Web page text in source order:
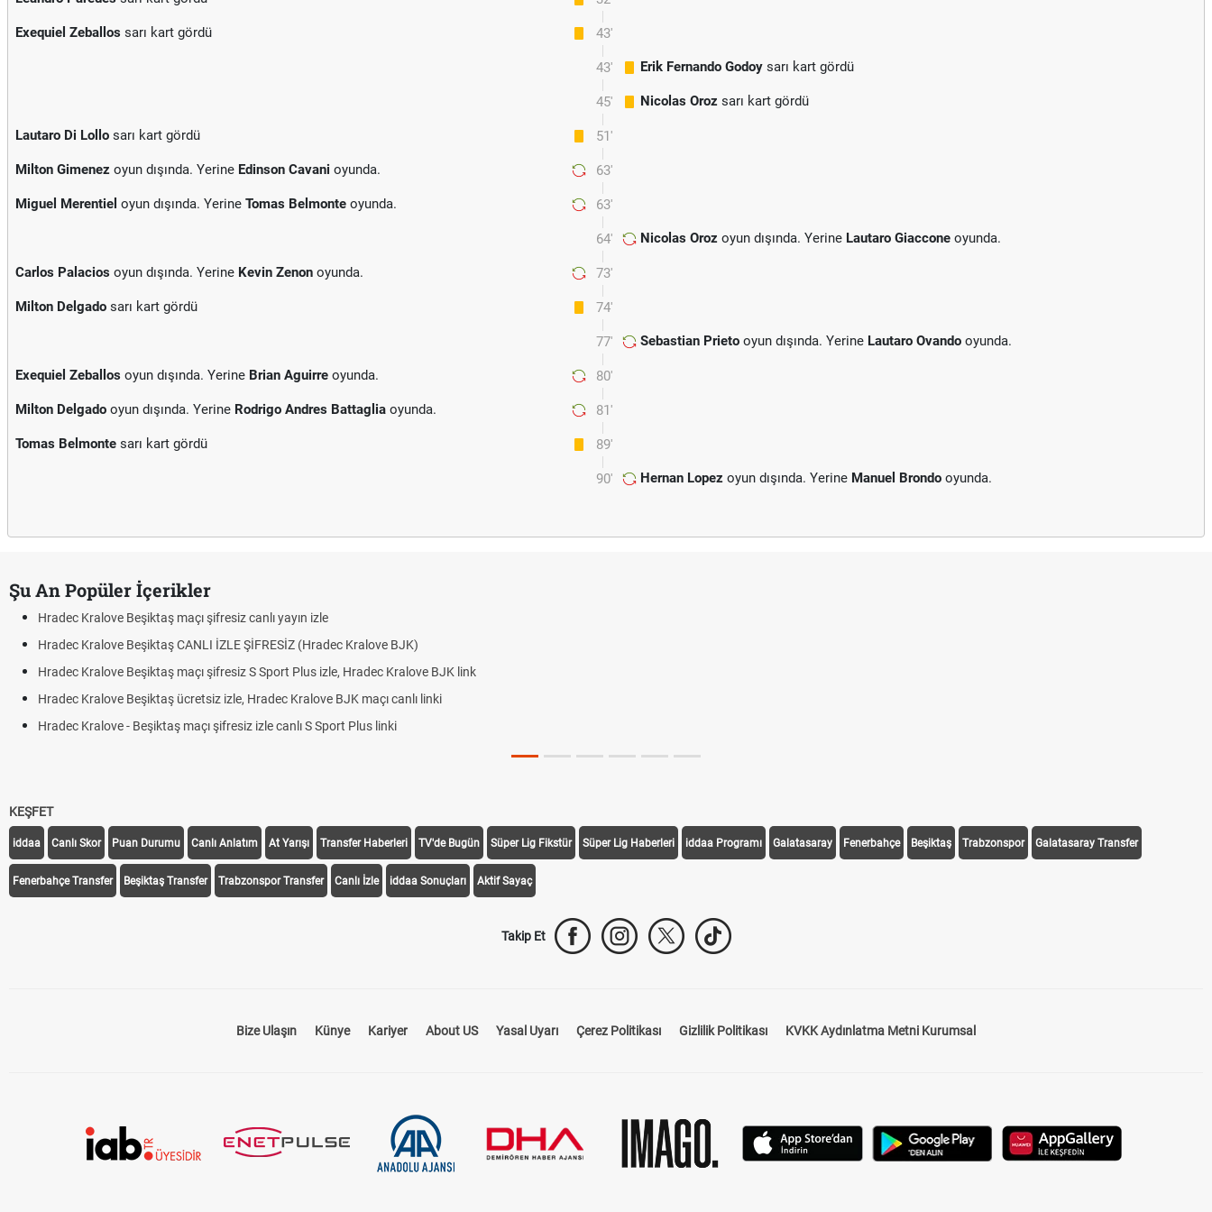
43'
Exequiel Zeballos sarı kart gördü
43' Erik Fernando Godoy sarı kart gördü
45' Nicolas Oroz sarı kart gördü
51'
Lautaro Di Lollo sarı kart gördü
63'
Milton Gimenez oyun dışında. Yerine Edinson Cavani oyunda.
63'
Miguel Merentiel oyun dışında. Yerine Tomas Belmonte oyunda.
64' Nicolas Oroz oyun dışında. Yerine Lautaro Giaccone oyunda.
73'
Carlos Palacios oyun dışında. Yerine Kevin Zenon oyunda.
74'
Milton Delgado sarı kart gördü
77' Sebastian Prieto oyun dışında. Yerine Lautaro Ovando oyunda.
80'
Exequiel Zeballos oyun dışında. Yerine Brian Aguirre oyunda.
81'
Milton Delgado oyun dışında. Yerine Rodrigo Andres Battaglia oyunda.
89'
Tomas Belmonte sarı kart gördü
90' Hernan Lopez oyun dışında. Yerine Manuel Brondo oyunda.
Şu An Popüler İçerikler
Hradec Kralove Beşiktaş maçı şifresiz canlı yayın izle
Hradec Kralove Beşiktaş CANLI İZLE ŞİFRESİZ (Hradec Kralove BJK)
Hradec Kralove Beşiktaş maçı şifresiz S Sport Plus izle, Hradec Kralove BJK link
Hradec Kralove Beşiktaş ücretsiz izle, Hradec Kralove BJK maçı canlı linki
Hradec Kralove - Beşiktaş maçı şifresiz izle canlı S Sport Plus linki
KEŞFET
iddaa Canlı Skor Puan Durumu Canlı Anlatım At Yarışı Transfer Haberleri TV'de Bugün Süper Lig Fikstür Süper Lig Haberleri iddaa Programı Galatasaray Fenerbahçe Beşiktaş Trabzonspor Galatasaray Transfer
Fenerbahçe Transfer Beşiktaş Transfer Trabzonspor Transfer Canlı İzle iddaa Sonuçları Aktif Sayaç
Takip Et
Bize Ulaşın Künye Kariyer About US Yasal Uyarı Çerez Politikası Gizlilik Politikası KVKK Aydınlatma Metni Kurumsal